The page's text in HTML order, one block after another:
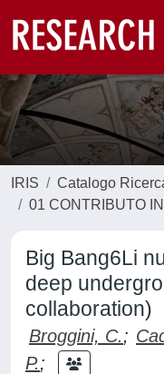
IRIS
Catalogo
01 CONTRIBUTO
Big Bang6Li
deep
collaboration)
Broggini, C.;
P.;